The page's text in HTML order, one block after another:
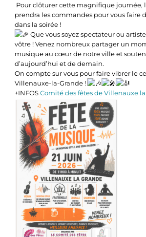
Pour clôturer cette magnifique journée,
prendra les commandes pour vous faire
dans la soirée !
Que vous soyez spectateur ou
vôtre ! Venez nombreux partager un
musique au cœur de notre ville et
d’aujourd’hui et de demain.
On compte sur vous pour faire vibrer le
Villenauxe-la-Grande !
+INFOSComité des fêtes de Villenauxe